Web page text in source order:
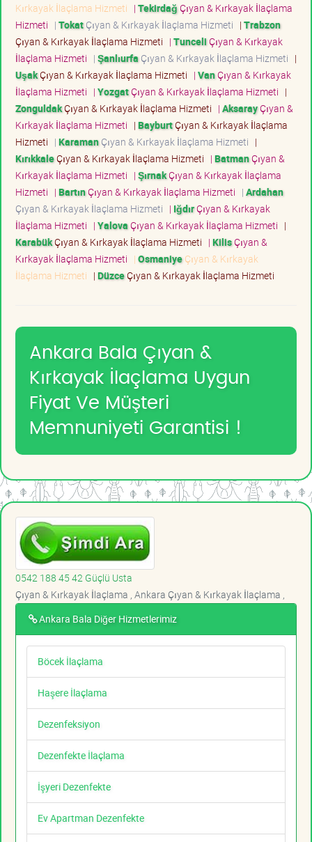
Kırkayak İlaçlama Hizmeti | TekirdağÇıyan & Kırkayak İlaçlama
Hizmeti | TokatÇıyan & Kırkayak İlaçlama Hizmeti | Trabzon
Çıyan & Kırkayak İlaçlama Hizmeti | TunceliÇıyan & Kırkayak
İlaçlama Hizmeti | Şanlıurfa Çıyan & Kırkayak İlaçlama Hizmeti |
UşakÇıyan & Kırkayak İlaçlama Hizmeti | VanÇıyan & Kırkayak
İlaçlama Hizmeti | YozgatÇıyan & Kırkayak İlaçlama Hizmeti |
ZonguldakÇıyan & Kırkayak İlaçlama Hizmeti | AksarayÇıyan &
Kırkayak İlaçlama Hizmeti | BayburtÇıyan & Kırkayak İlaçlama
Hizmeti | KaramanÇıyan & Kırkayak İlaçlama Hizmeti |
KırıkkaleÇıyan & Kırkayak İlaçlama Hizmeti | BatmanÇıyan &
Kırkayak İlaçlama Hizmeti | ŞırnakÇıyan & Kırkayak İlaçlama
Hizmeti | BartınÇıyan & Kırkayak İlaçlama Hizmeti | Ardahan
Çıyan & Kırkayak İlaçlama Hizmeti | IğdırÇıyan & Kırkayak
İlaçlama Hizmeti | YalovaÇıyan & Kırkayak İlaçlama Hizmeti |
KarabükÇıyan & Kırkayak İlaçlama Hizmeti | KilisÇıyan &
Kırkayak İlaçlama Hizmeti | OsmaniyeÇıyan & Kırkayak
İlaçlama Hizmeti | DüzceÇıyan & Kırkayak İlaçlama Hizmeti
Ankara Bala Çıyan &
Kırkayak İlaçlama Uygun
Fiyat Ve Müşteri
Memnuniyeti Garantisi !
0542 188 45 42 Güçlü Usta
Çıyan & Kırkayak İlaçlama , Ankara Çıyan & Kırkayak İlaçlama ,
Ankara Bala Diğer Hizmetlerimiz
Böcek İlaçlama
Haşere İlaçlama
Dezenfeksiyon
Dezenfekte İlaçlama
İşyeri Dezenfekte
Ev Apartman Dezenfekte